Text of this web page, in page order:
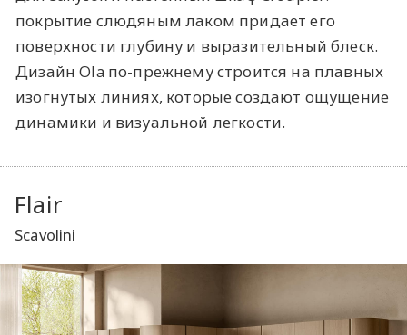
покрытие слюдяным лаком придает его
поверхности глубину и выразительный блеск.
Дизайн Ola по-прежнему строится на плавных
изогнутых линиях, которые создают ощущение
динамики и визуальной легкости.
Flair
Scavolini